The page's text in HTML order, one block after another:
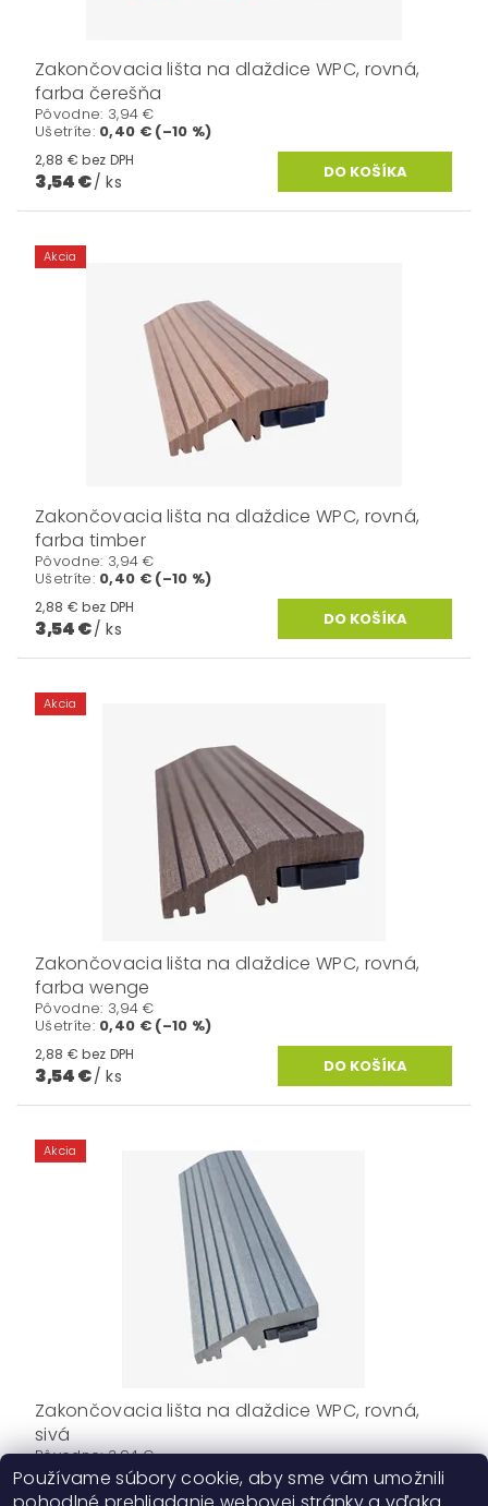
Zakončovacia lišta na dlaždice WPC, rovná,
farba čerešňa
Pôvodne: 3,94 €
Ušetríte: 0,40 € (–10 %)
2,88 € bez DPH
3,54 €/ ks
Akcia
Zakončovacia lišta na dlaždice WPC, rovná,
farba timber
Pôvodne: 3,94 €
Ušetríte: 0,40 € (–10 %)
2,88 € bez DPH
3,54 €/ ks
Akcia
Zakončovacia lišta na dlaždice WPC, rovná,
farba wenge
Pôvodne: 3,94 €
Ušetríte: 0,40 € (–10 %)
2,88 € bez DPH
3,54 €/ ks
Akcia
Zakončovacia lišta na dlaždice WPC, rovná,
sivá
Pôvodne:3,94 €
Ušetríte:0,40 € (–10 %)
2,88 € bez DPH
Používame súbory cookie, aby sme vám umožnili